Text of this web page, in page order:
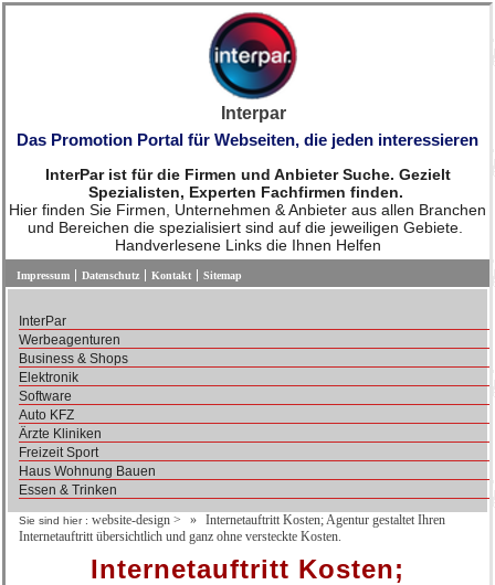
Interpar
Das Promotion Portal für Webseiten, die jeden interessieren
InterPar ist für die Firmen und Anbieter Suche. Gezielt
Spezialisten, Experten Fachfirmen finden.
Hier finden Sie Firmen, Unternehmen & Anbieter aus allen Branchen
und Bereichen die spezialisiert sind auf die jeweiligen Gebiete.
Handverlesene Links die Ihnen Helfen
Impressum Datenschutz Kontakt Sitemap
InterPar
Werbeagenturen
Business & Shops
Elektronik
Software
Auto KFZ
Ärzte Kliniken
Freizeit Sport
Haus Wohnung Bauen
Essen & Trinken
Sie sind hier : website-design >
Internetauftritt Kosten; Agentur gestaltet Ihren
Internetauftritt übersichtlich und ganz ohne versteckte Kosten.
Internetauftritt Kosten;